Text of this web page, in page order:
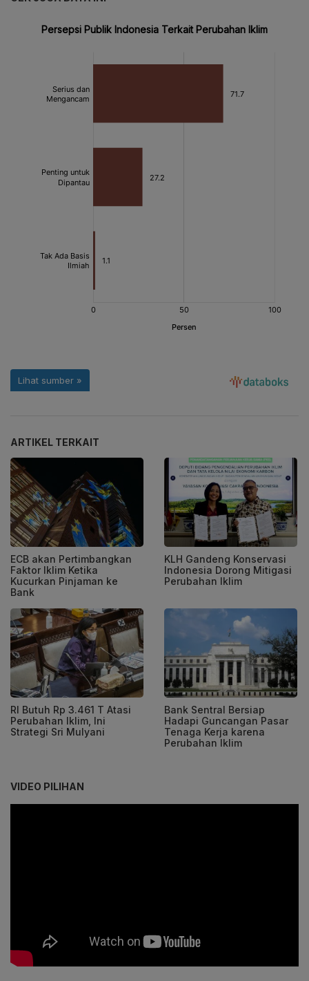
ARTIKEL TERKAIT
ECB akan Pertimbangkan
Faktor Iklim Ketika
Kucurkan Pinjaman ke
Bank
KLH Gandeng Konservasi
Indonesia Dorong Mitigasi
Perubahan Iklim
RI Butuh Rp 3.461 T Atasi
Perubahan Iklim, Ini
Strategi Sri Mulyani
Bank Sentral Bersiap
Hadapi Guncangan Pasar
Tenaga Kerja karena
Perubahan Iklim
VIDEO PILIHAN